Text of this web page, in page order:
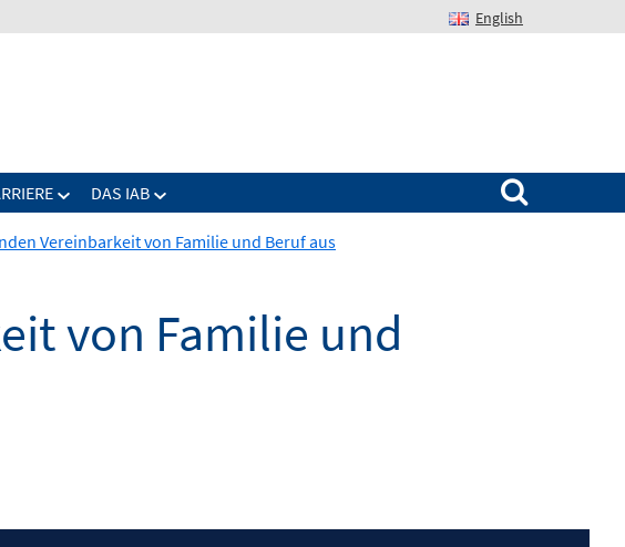
English
DAS IAB
Suchen nach:
Vereinbarkeit von Familie und Beruf aus
von Familie und